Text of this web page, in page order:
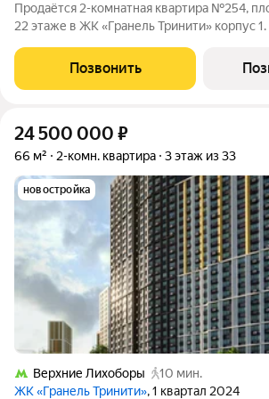
Продаётся 2-комнатная квартира №254,
22 этаже в ЖК «Гранель Тринити» корпус 1.
односторонняя, окна во двор. Жилой
Тринити» расположен на севере Москвы,
Позвонить
24 500 000 ₽
66 м² 2-комн. квартира 3 этаж из 33
новостройка
Верхние Лихоборы
10 мин.
ЖК «Гранель Тринити», 1 квартал 2024